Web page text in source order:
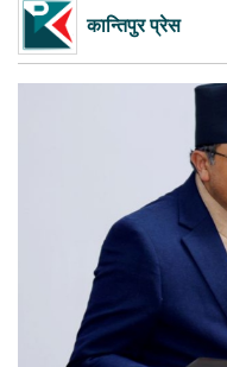
कान्तिपुर प्रेस